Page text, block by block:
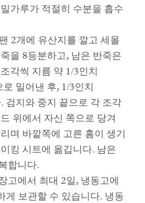
가루가 적절히 수분을 흡수
2개에 유산지를 깔고 세몰
을 8등분하고, 남은 반죽은
각씩 지름 약 1/3인치
밀어낸 후, 1/3인치
검지와 중지 끝으로 각 조각
위에서 자신 쪽으로 당겨
며 바깥쪽에 고른 홈이 생기
킹 시트에 옮깁니다. 남은
합니다.
고에서 최대 2일, 냉동고에
게 보관할 수 있습니다. 냉동